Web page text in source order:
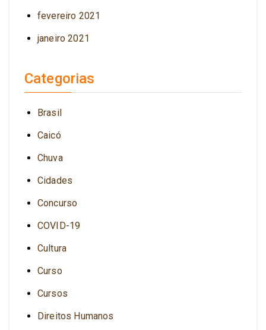
fevereiro 2021
janeiro 2021
Categorias
Brasil
Caicó
Chuva
Cidades
Concurso
COVID-19
Cultura
Curso
Cursos
Direitos Humanos